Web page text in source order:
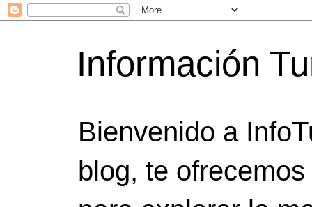
Información
Bienvenido a
blog, te